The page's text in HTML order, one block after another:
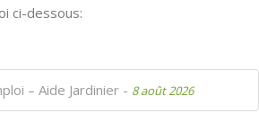
ci-dessous:
– Aide Jardinier - 8 août 2026